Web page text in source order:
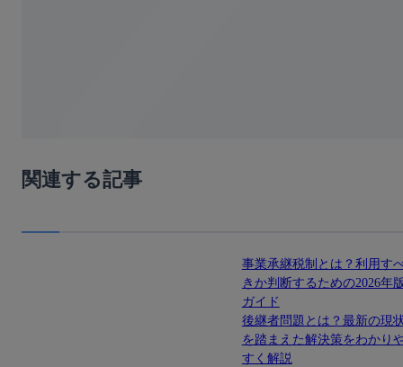
関連する記事
事業承継税制とは？利用す
きか判断するための2026年
ガイド
後継者問題とは？最新の現
を踏まえた解決策をわかり
すく解説